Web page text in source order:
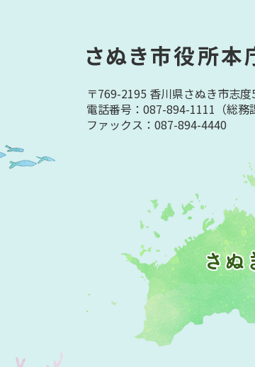
〒769-2195 香川県さぬき市志
電話番号：087-894-1111 （総
ファックス：087-894-4440